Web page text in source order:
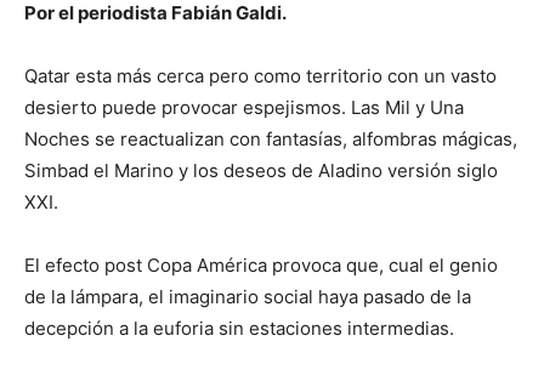
Por el periodista Fabián Galdi.
Qatar esta más cerca pero como territorio con un vasto
desierto puede provocar espejismos. Las Mil y Una
Noches se reactualizan con fantasías, alfombras mágicas,
Simbad el Marino y los deseos de Aladino versión siglo
XXI.
El efecto post Copa América provoca que, cual el genio
de la lámpara, el imaginario social haya pasado de la
decepción a la euforia sin estaciones intermedias.